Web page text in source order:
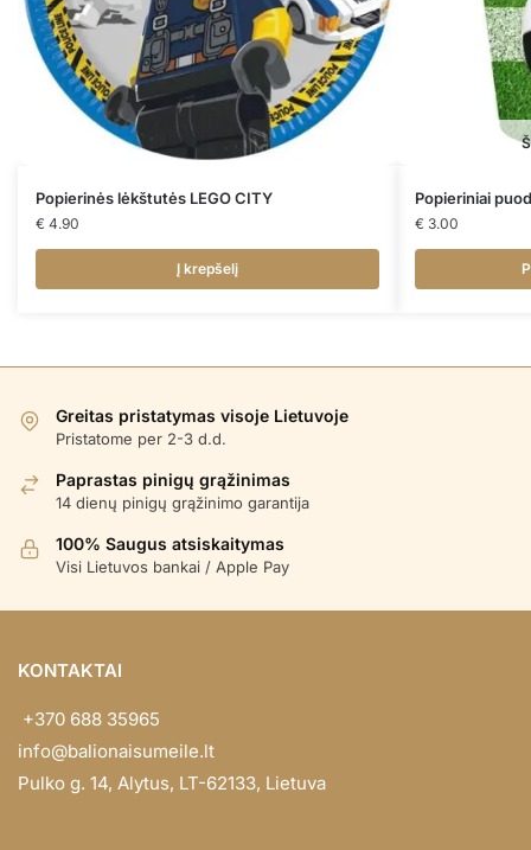
Popierinės lėkštutės LEGO CITY
€ 4.90
Į krepšelį
Popieriniai
€ 3.00
Greitas pristatymas visoje Lietuvoje
Pristatome per 2-3 d.d.
Paprastas pinigų grąžinimas
14 dienų pinigų grąžinimo garantija
100% Saugus atsiskaitymas
Visi Lietuvos bankai / Apple Pay
KONTAKTAI
+370 688 35965
info@balionaisumeile.lt
Pulko g. 14, Alytus, LT-62133, Lietuva